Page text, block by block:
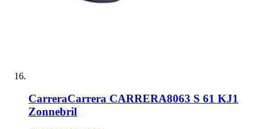
CarreraCarrera CARRERA8063 S 61 KJ1
Zonnebril